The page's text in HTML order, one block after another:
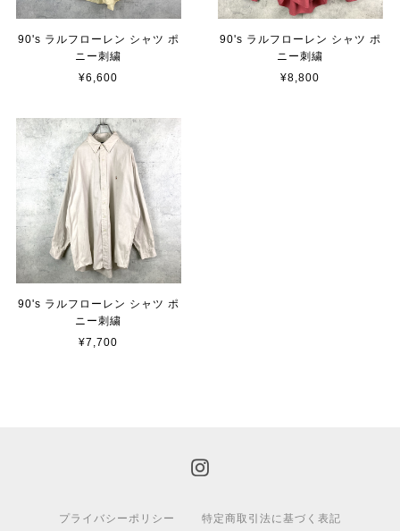
90's ラルフローレン シャツ ポ
ニー刺繍
¥6,600
90's ラルフローレン シャツ ポ
ニー刺繍
¥8,800
90's ラルフローレン シャツ ポ
ニー刺繍
¥7,700
プライバシーポリシー 特定商取引法に基づく表記